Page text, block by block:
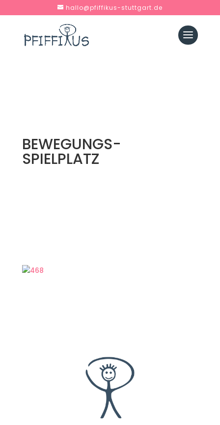
hallo@pfiffikus-stuttgart.de
BEWEGUNGS-
SPIELPLATZ